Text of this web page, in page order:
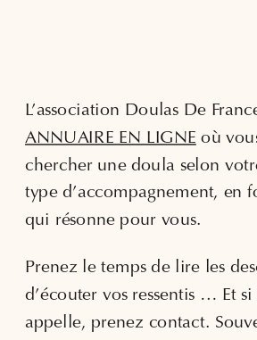
L’association Doulas De
ANNUAIRE EN LIGNE où
chercher une doula selon
type d’accompagnement, en
qui résonne pour vous.
Prenez le temps de lire les
d’écouter vos ressentis … Et
appelle, prenez contact.